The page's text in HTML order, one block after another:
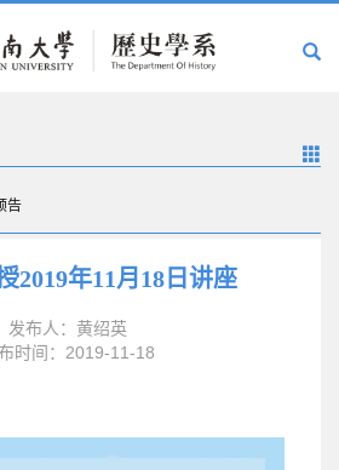
告
2019年11月18日讲座
发布人：黄绍英
时间：2019-11-18